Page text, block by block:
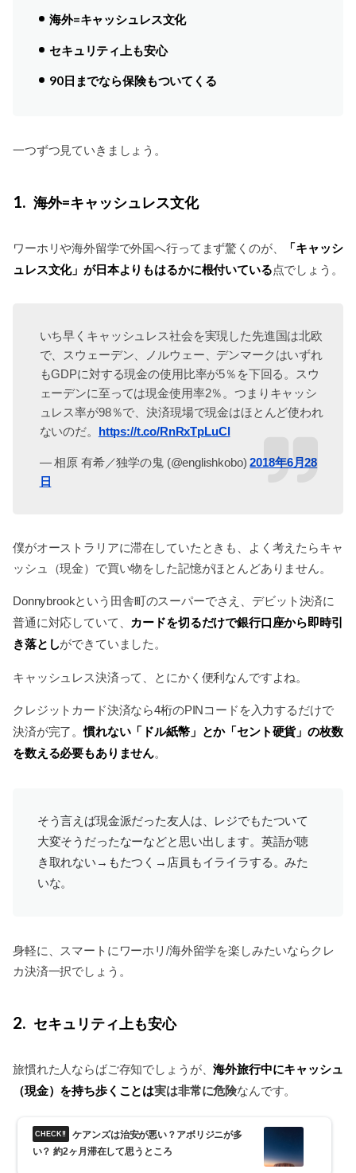
海外=キャッシュレス文化
セキュリティ上も安心
90日までなら保険もついてくる
一つずつ見ていきましょう。
1 海外=キャッシュレス文化
ワーホリや海外留学で外国へ行ってまず驚くのが、
「キャッシ
ュレス文化」が日本よりもはるかに根付いている点でしょう。
いち早くキャッシュレス社会を実現した先進国は北欧
で、スウェーデン、ノルウェー、デンマークはいずれ
もGDPに対する現金の使用比率が5％を下回る。スウ
ェーデンに至っては現金使用率2％。つまりキャッシ
ュレス率が98％で、決済現場で現金はほとんど使われ
ないのだ。
https://t.co/RnRxTpLuCl
— 相原 有希／独学の鬼 (@englishkobo)2018年6月28
日
僕がオーストラリアに滞在していたときも、よく考えたらキャ
ッシュ（現金）で買い物をした記憶がほとんどありません。
Donnybrookという田舎町のスーパーでさえ、デビット決済に
普通に対応していて、 カードを切るだけで銀行口座から即時引
き落としができていました。
キャッシュレス決済って、とにかく便利なんですよね。
クレジットカード決済なら4桁のPINコードを入力するだけで
決済が完了。慣れない「ドル紙幣」とか「セント硬貨」の枚数
を数える必要もありません。
そう言えば現金派だった友人は、レジでもたついて
大変そうだったなーなどと思い出します。英語が聴
き取れない→もたつく→店員もイライラする。みた
いな。
身軽に、スマートにワーホリ/海外留学を楽しみたいならクレ
カ決済一択でしょう。
2 セキュリティ上も安心
旅慣れた人ならばご存知でしょうが、海外旅行中にキャッシュ
（現金）を持ち歩くことは実は非常に危険なんです。
ケアンズは治安が悪い？アボリジニが多
い？ 約2ヶ月滞在して思うところ